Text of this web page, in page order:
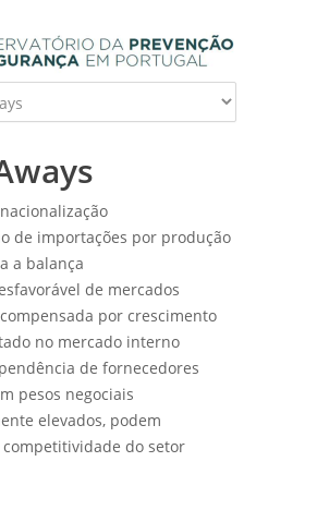
de importações por produção
a balança
de mercados
por crescimento
no mercado interno
de fornecedores
pesos negociais
elevados, podem
do setor